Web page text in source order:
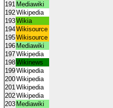
191 Mediawiki
192Wikipedia
193Wikia
194Wikisource
195Wikisource
196 Mediawiki
197Wikipedia
198Wikinews
199Wikipedia
200Wikipedia
201Wikipedia
202Wikipedia
203 Mediawiki